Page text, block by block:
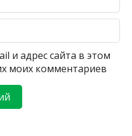
и адрес сайта в этом
моих комментариев